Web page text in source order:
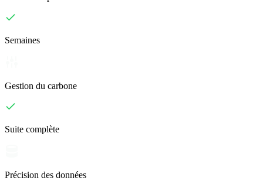
Semaines
Gestion du carbone
Suite complète
Précision des données